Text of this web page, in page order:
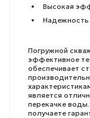
Высокая
Надежность
Погружной
эффективное
обеспечивает
является
перекачке
получаете